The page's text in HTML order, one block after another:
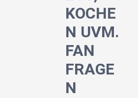
KOCHE
N UVM.
FAN
FRAGE
N